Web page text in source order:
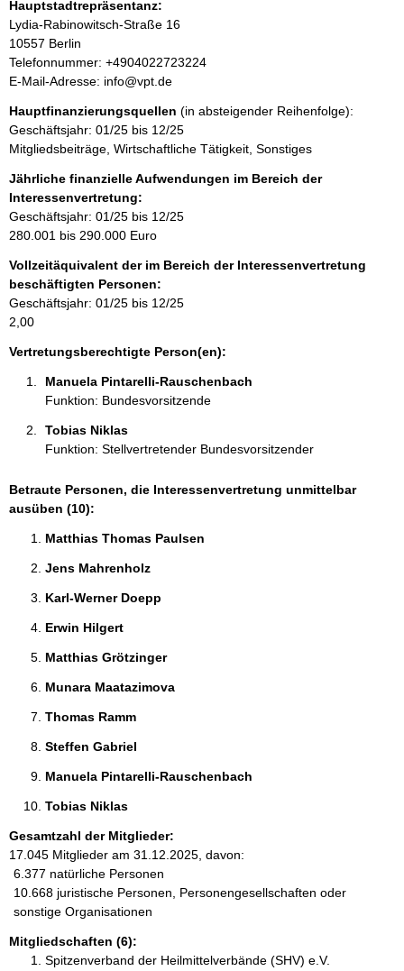
t
i
n
o
r
m
a
i
o
n
e
n
:
Hauptstadtrepräsentanz:
A
d
r
e
s
e
Lydia-Rabinowitsch-Straße 16
10557 Berlin
K
o
t
a
k
t
i
n
f
r
m
a
t
i
Telefonnummer: +4904022723224
E-Mail-Adresse: info@vpt.de
Hauptfinanzierungsquellen (in absteigender Reihenfolge):
Geschäftsjahr: 01/25 bis 12/25
Mitgliedsbeiträge, Wirtschaftliche Tätigkeit, Sonstiges
Jährliche finanzielle Aufwendungen im Bereich der
Interessenvertretung:
Geschäftsjahr: 01/25 bis 12/25
280.001 bis 290.000 Euro
Vollzeitäquivalent der im Bereich der Interessenvertretung
beschäftigten Personen:
Geschäftsjahr: 01/25 bis 12/25
2,00
Vertretungsberechtigte Person(en):
Manuela Pintarelli-Rauschenbach
Funktion: Bundesvorsitzende
Tobias Niklas
Funktion: Stellvertretender Bundesvorsitzender
Betraute Personen, die Interessenvertretung unmittelbar
ausüben (10):
Matthias Thomas Paulsen
Jens Mahrenholz
Karl-Werner Doepp
Erwin Hilgert
Matthias Grötzinger
Munara Maatazimova
Thomas Ramm
Steffen Gabriel
Manuela Pintarelli-Rauschenbach
Tobias Niklas
Gesamtzahl der Mitglieder:
17.045 Mitglieder am 31.12.2025, davon:
6.377 natürliche Personen
10.668 juristische Personen, Personengesellschaften oder
sonstige Organisationen
Mitgliedschaften (6):
Spitzenverband der Heilmittelverbände (SHV) e.V.